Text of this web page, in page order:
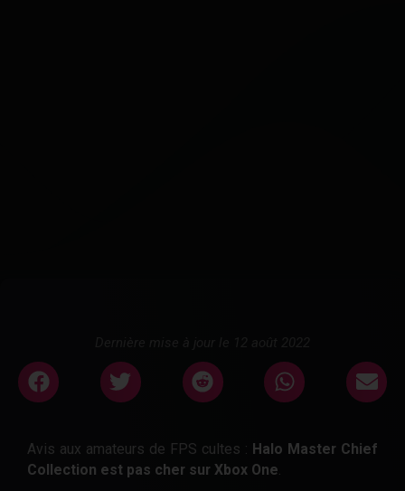
Avis aux amateurs de FPS cultes : Halo Master Chief
Collection est pas cher sur Xbox One